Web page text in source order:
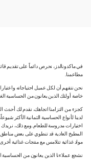
في ماكدونالدز، نحرص دائماً على تقديم
مطاعمنا.
نحن نتفهم أن لكل عميل احتياجاته
خاصة أولئك الذين يعانون من الحساسية
كجزء من التزامنا اتجاهك، نقدم لك أحدث
لدينا لأنواع الحساسية الثمانية الأكثر
اختيارات مدروسة للطعام. ومع ذلك،
المطبخ العادية قد تنطوي على بعض مناطق
مواد غذائية تتلامس مع منتجات غذائية
نشجع عملاءنا الذين يعانون من الحساسية